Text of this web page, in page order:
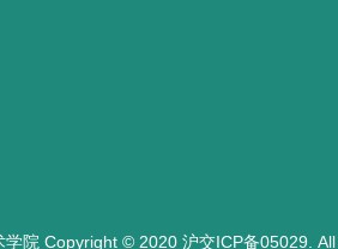
学院 Copyright © 2020 沪交ICP备05029. All